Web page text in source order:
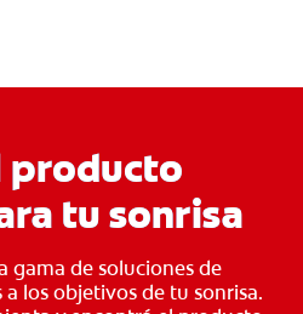
producto
tu sonrisa
gama de soluciones de
los objetivos de tu sonrisa.